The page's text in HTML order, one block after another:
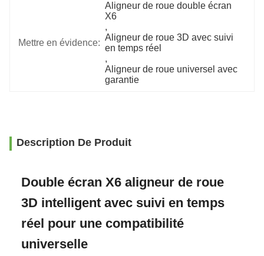
Mettre en évidence:
Aligneur de roue double écran
X6
,
Aligneur de roue 3D avec suivi
en temps réel
,
Aligneur de roue universel avec
garantie
Description De Produit
Double écran X6 aligneur de roue
3D intelligent avec suivi en temps
réel pour une compatibilité
universelle